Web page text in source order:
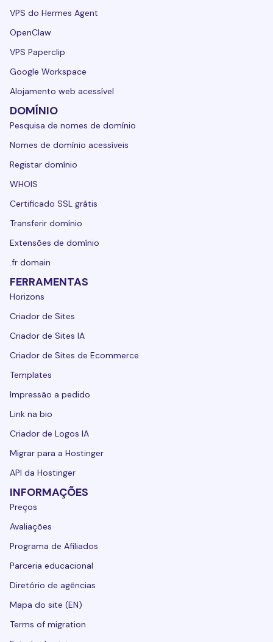
VPS do Hermes Agent
OpenClaw
VPS Paperclip
Google Workspace
Alojamento web acessível
DOMÍNIO
Pesquisa de nomes de domínio
Nomes de domínio acessíveis
Registar domínio
WHOIS
Certificado SSL grátis
Transferir domínio
Extensões de domínio
.fr domain
FERRAMENTAS
Horizons
Criador de Sites
Criador de Sites IA
Criador de Sites de Ecommerce
Templates
Impressão a pedido
Link na bio
Criador de Logos IA
Migrar para a Hostinger
API da Hostinger
INFORMAÇÕES
Preços
Avaliações
Programa de Afiliados
Parceria educacional
Diretório de agências
Mapa do site (EN)
Terms of migration